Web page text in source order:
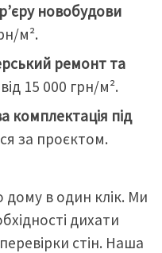
новобудови
м².
ремонт та
15 000 грн/м².
комплектація під
за проєктом.
дому в один клік. Ми
дихати
стін. Наша